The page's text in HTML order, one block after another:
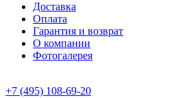
Доставка
Оплата
Гарантия и возврат
О компании
Фотогалерея
+7 (495) 108-69-20